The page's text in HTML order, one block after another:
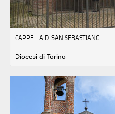
CAPPELLA DI SAN SEBASTIANO
Diocesi di Torino